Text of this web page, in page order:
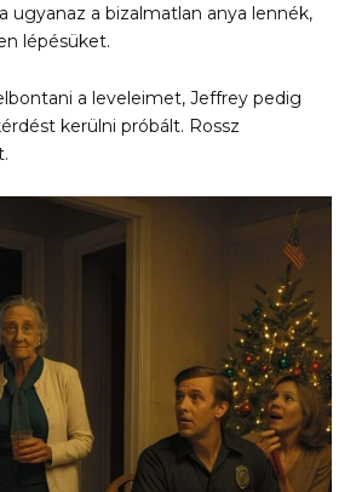
a bizalmatlan anya lennék,
lépésüket.
a leveleimet, Jeffrey pedig
kerülni próbált. Rossz